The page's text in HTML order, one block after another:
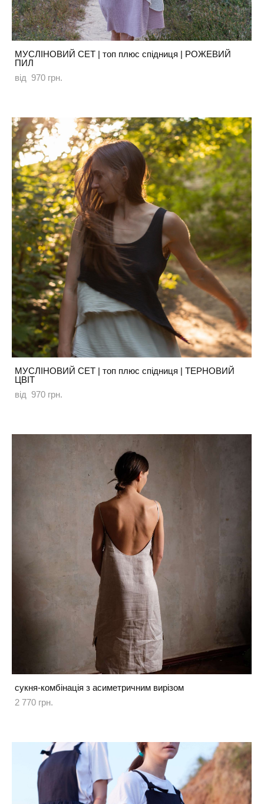
МУСЛІНОВИЙ СЕТ | топ плюс спідниця | РОЖЕВИЙ
ПИЛ
від 970 грн.
МУСЛІНОВИЙ СЕТ | топ плюс спідниця | ТЕРНОВИЙ
ЦВІТ
від 970 грн.
сукня-комбінація з асиметричним вирізом
2 770 грн.